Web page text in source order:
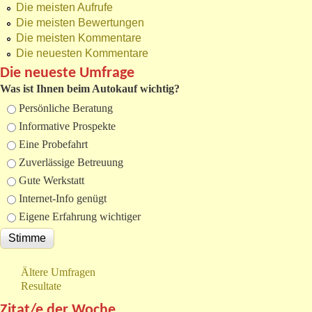
Die meisten Aufrufe
Die meisten Bewertungen
Die meisten Kommentare
Die neuesten Kommentare
Die neueste Umfrage
Was ist Ihnen beim Autokauf wichtig?
Auswahlmöglichkeiten
Persönliche Beratung
Informative Prospekte
Eine Probefahrt
Zuverlässige Betreuung
Gute Werkstatt
Internet-Info genügt
Eigene Erfahrung wichtiger
Ältere Umfragen
Resultate